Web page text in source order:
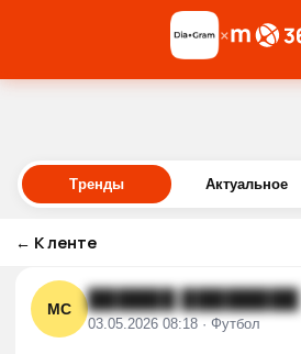
×
Тренды Актуальное
← К ленте
МС ██████ ████████
03.05.2026 08:18 · Футбол